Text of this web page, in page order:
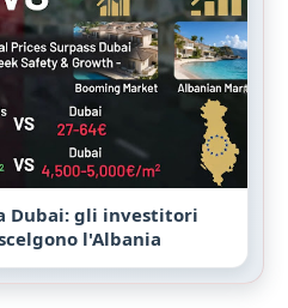
Dubai: gli investitori
l'Albania